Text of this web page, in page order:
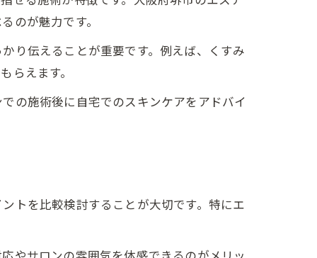
のが魅力です。
り伝えることが重要です。例えば、くすみ
らえます。
の施術後に自宅でのスキンケアをアドバイ
トを比較検討することが大切です。特にエ